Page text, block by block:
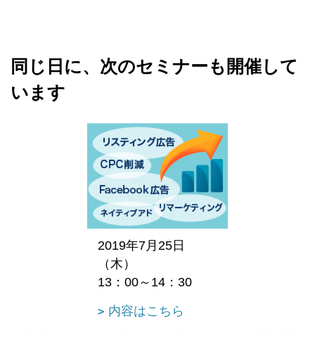
同じ日に、次のセミナーも開催して
います
2019年7月25日
（木）
13：00～14：30
内容はこちら